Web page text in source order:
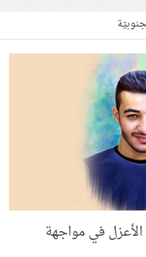
لائتلاف 14 فبراير: نعاهد الشهيد الأقدس على الثبات في ساحات المواجهة والتمسّك بالقضيّة المركزيّة
النجباء في ذكرى استشهاد السيّد
طهران تدعو إلى الوقوف في وجه
الله يحيي الذكرى الأولى
البحرين يُحيي الذكرى السنويّة
– 26 سبتمبر 2025): وزير الداخليّة في «‏المحرق».. تكرار تهمة ارتباط الحراك بالخارج.. لماذا؟
سجناء البحرين في الذكرى
الإعلاميّة اللبنانيّة «زهراء
الموقف الأسبوعيّ: شعب البحرين
في مواجهة